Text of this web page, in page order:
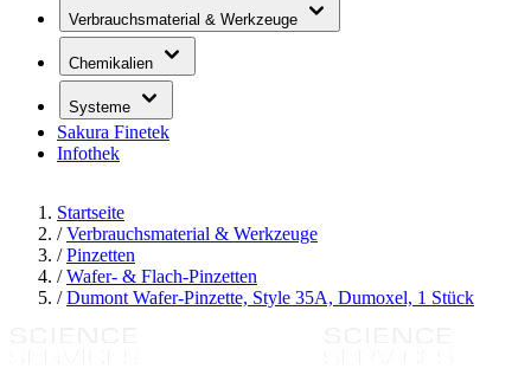
Verbrauchsmaterial & Werkzeuge
Chemikalien
Systeme
Sakura Finetek
Infothek
Startseite
/ Verbrauchsmaterial & Werkzeuge
/ Pinzetten
/ Wafer- & Flach-Pinzetten
/ Dumont Wafer-Pinzette, Style 35A, Dumoxel, 1 Stück